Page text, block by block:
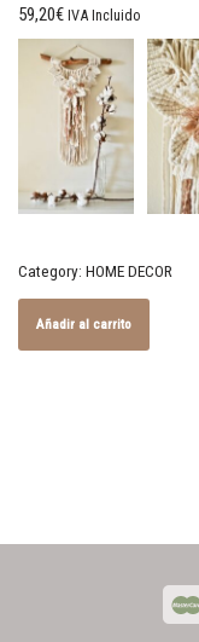
59,20€ IVA Incluido
Category: HOME DECOR
Añadir al carrito